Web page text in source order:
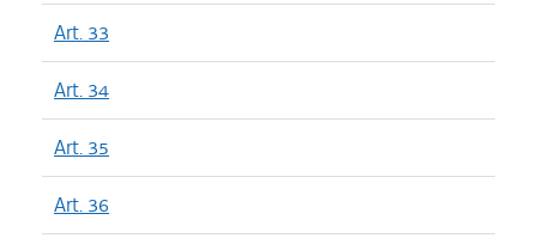
Art. 33
Art. 34
Art. 35
Art. 36